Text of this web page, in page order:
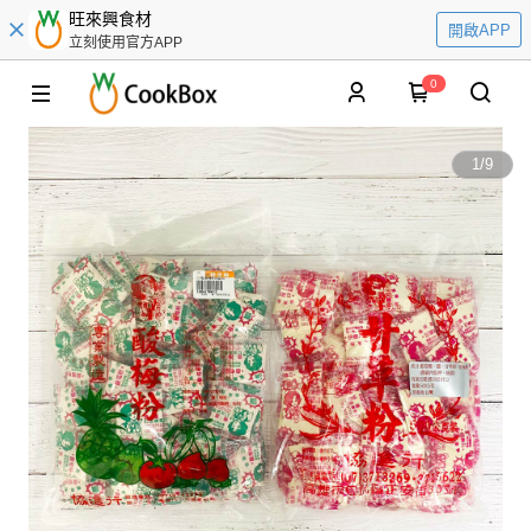
旺來興食材
立刻使用官方APP
開啟APP
0
1/9